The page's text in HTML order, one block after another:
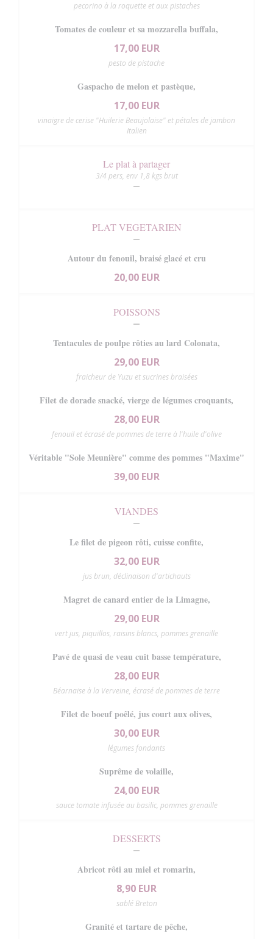
pecorino à la roquette et aux pistaches
Tomates de couleur et sa mozzarella buffala,
17,00 EUR
pesto de pistache
Gaspacho de melon et pastèque,
17,00 EUR
vinaigre de cerise "Huilerie Beaujolaise" et pétales de jambon
Italien
Le plat à partager
3/4 pers, env 1,8 kgs brut
PLAT VEGETARIEN
Autour du fenouil, braisé glacé et cru
20,00 EUR
POISSONS
Tentacules de poulpe rôties au lard Colonata,
29,00 EUR
fraicheur de Yuzu et sucrines braisées
Filet de dorade snacké, vierge de légumes croquants,
28,00 EUR
fenouil et écrasé de pommes de terre à l'huile d'olive
Véritable "Sole Meunière" comme des pommes "Maxime"
39,00 EUR
VIANDES
Le filet de pigeon rôti, cuisse confite,
32,00 EUR
jus brun, déclinaison d'artichauts
Magret de canard entier de la Limagne,
29,00 EUR
vert jus, piquillos, raisins blancs, pommes grenaille
Pavé de quasi de veau cuit basse température,
28,00 EUR
Béarnaise à la Verveine, écrasé de pommes de terre
Filet de boeuf poêlé, jus court aux olives,
30,00 EUR
légumes fondants
Suprême de volaille,
24,00 EUR
sauce tomate infusée au basilic, pommes grenaille
DESSERTS
Abricot rôti au miel et romarin,
8,90 EUR
sablé Breton
Granité et tartare de pêche,